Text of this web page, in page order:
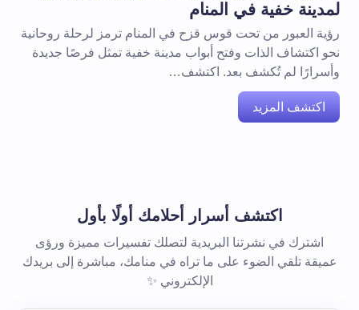
لمدينة خفية في المنام
رؤية العبور من تحت قوس قزح في المنام ترمز لرحلة روحانية
نحو اكتشاف الذات وفتح أبواب مدينة خفية تمثل فرصًا جديدة
وأسرارًا لم تُكشف بعد. اكتشف…
اكتشف المزيد
اكتشف أسرار أحلامك أولًا بأول
اشترك في نشرتنا البريدية لتصلك تفسيرات مميزة ورؤى
عميقة تلقي الضوء على ما تراه في منامك، مباشرة إلى بريدك
الإلكتروني ✨